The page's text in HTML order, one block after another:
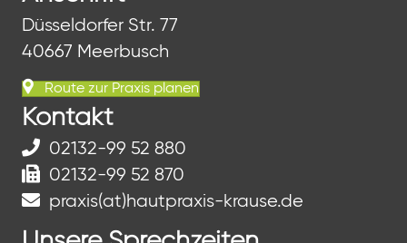
Düsseldorfer Str. 77
40667 Meerbusch
Route zur Praxis planen
Kontakt
02132-99 52 880
02132-99 52 870
praxis(at)hautpraxis-krause.de